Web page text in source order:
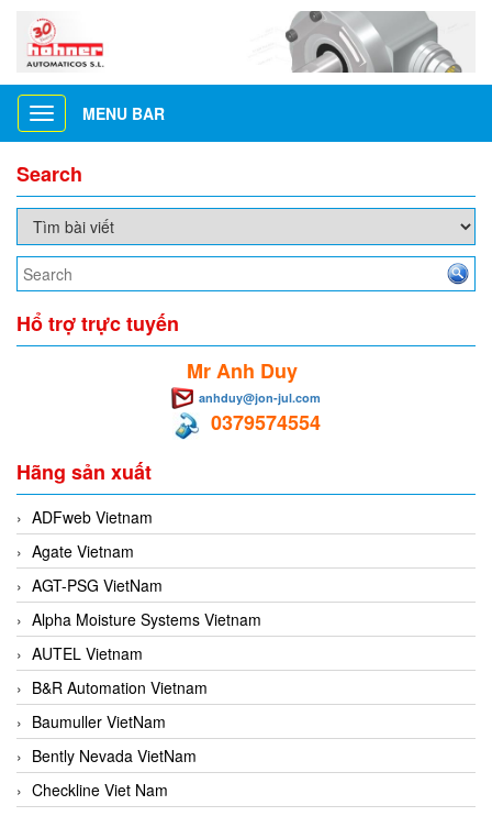
Toggle
navigation
MENU BAR
Search
Hổ trợ trực tuyến
Mr Anh Duy
anhduy@jon-jul.com
0379574554
Hãng sản xuất
ADFweb Vietnam
Agate Vietnam
AGT-PSG VietNam
Alpha Moisture Systems Vietnam
AUTEL Vietnam
B&R Automation Vietnam
Baumuller VietNam
Bently Nevada VietNam
Checkline Viet Nam